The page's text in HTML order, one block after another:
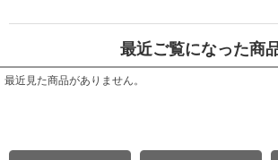
最近ご覧になった商
最近見た商品がありません。